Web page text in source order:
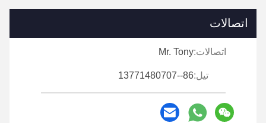
اتصالات
اتصالات:Mr. Tony
تيل:86--13771480707